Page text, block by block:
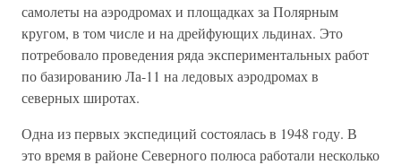
самолеты на аэродромах и площадках за Полярным
кругом, в том числе и на дрейфующих льдинах. Это
потребовало проведения ряда экспериментальных работ
по базированию Ла-11 на ледовых аэродромах в
северных широтах.
Одна из первых экспедиций состоялась в 1948 году. В
это время в районе Северного полюса работали несколько